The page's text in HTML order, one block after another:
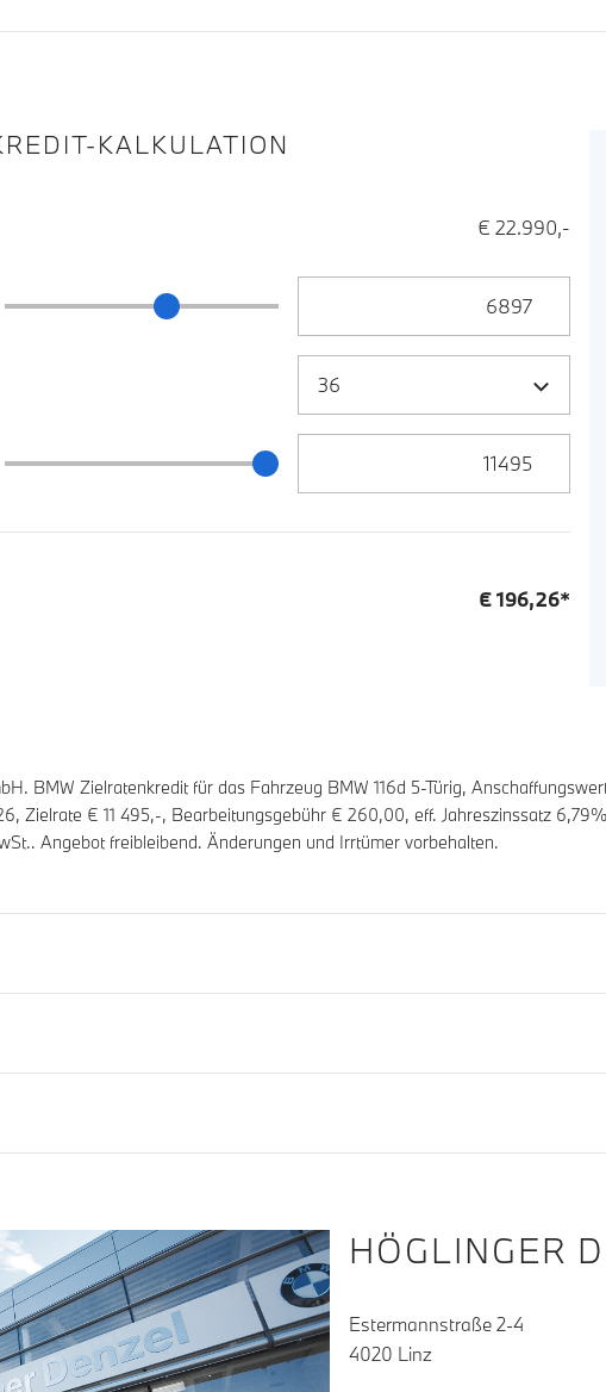
KALKULATION
€ 22.990,-
Anzahlung Schieberegler
Zielrate / Restbetrag Schieberegler
€196,26*
BMW Zielratenkredit für das Fahrzeug BMW 116d 5-Türig,
, Zielrate € 11 495,-, Bearbeitungsgebühr € 260,00, eff. Jahreszinssatz 6,79
Angebot freibleibend. Änderungen und Irrtümer vorbehalten.
HÖGLINGER
Estermannstraße 2-4
4020 Linz